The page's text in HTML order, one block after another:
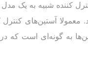
کننده شبیه به یک
معمولا آستین‌های
به گونه‌ای است که